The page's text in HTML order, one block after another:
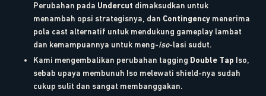
Perubahan pada Undercut dimaksudkan untuk
menambah opsi strategisnya, dan Contingency menerima
pola cast alternatif untuk mendukung gameplay lambat
dan kemampuannya untuk meng-iso-lasi sudut.
Kami mengembalikan perubahan tagging Double Tap Iso,
sebab upaya membunuh Iso melewati shield-nya sudah
cukup sulit dan sangat membanggakan.